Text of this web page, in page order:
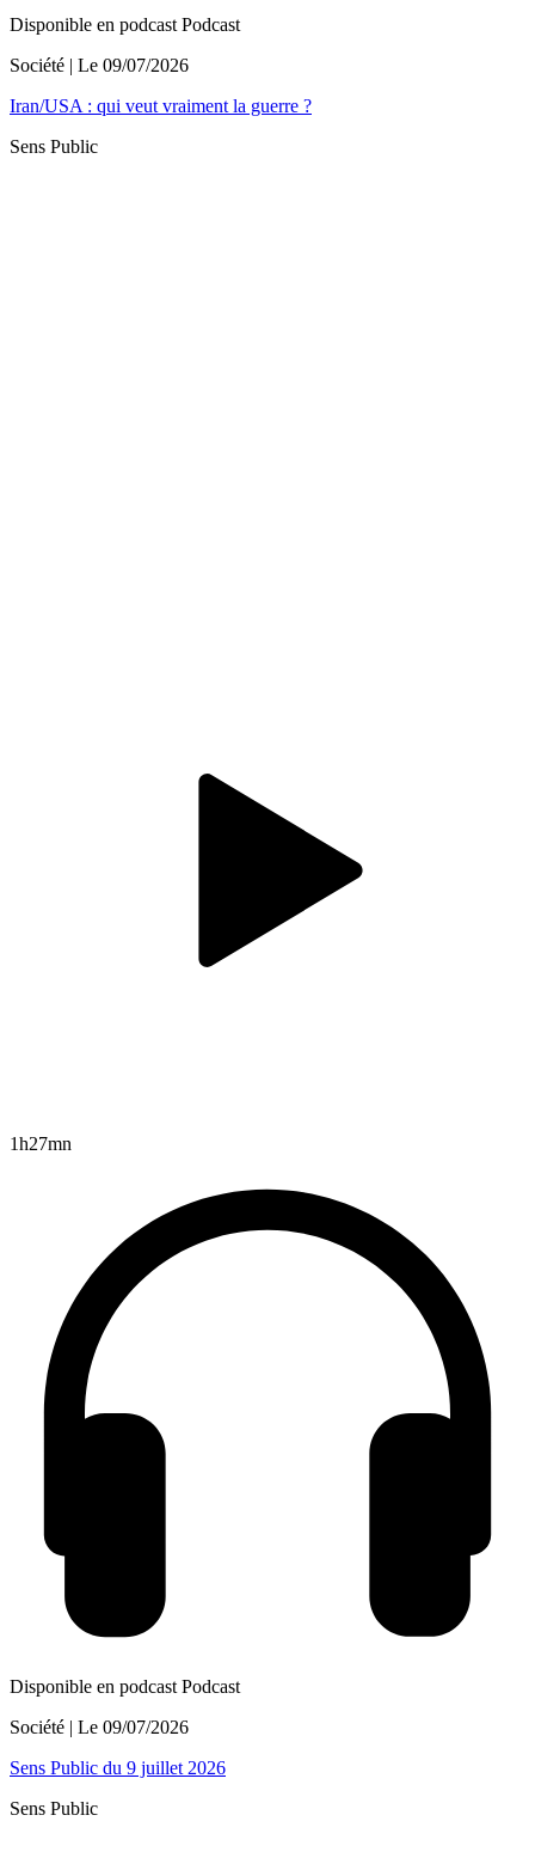
Disponible en podcast Podcast
Société | Le 09/07/2026
Iran/USA : qui veut vraiment la guerre ?
Sens Public
1h27mn
Disponible en podcast Podcast
Société | Le 09/07/2026
Sens Public du 9 juillet 2026
Sens Public